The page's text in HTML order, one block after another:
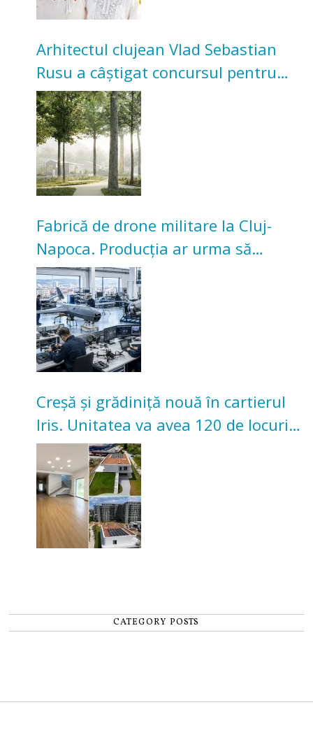
Arhitectul clujean Vlad Sebastian
Rusu a câștigat concursul pentru
transformarea Grădinii Casei
Universitarilor
Fabrică de drone militare la Cluj-
Napoca. Producția ar urma să
înceapă în toamna acestui an
Creșă și grădiniță nouă în cartierul
Iris. Unitatea va avea 120 de locuri
pentru copii
CATEGORY POSTS